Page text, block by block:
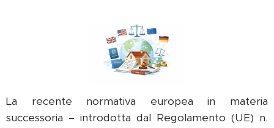
La recente normativa europea in materia
successoria – introdotta dal Regolamento (UE) n.